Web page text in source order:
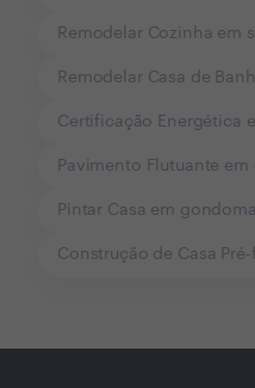
Remodelar Cozinha em
Remodelar Casa de
Certificação Energética
Pavimento Flutuante
Pintar Casa em
Construção de Casa